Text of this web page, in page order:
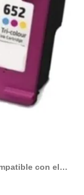
con el